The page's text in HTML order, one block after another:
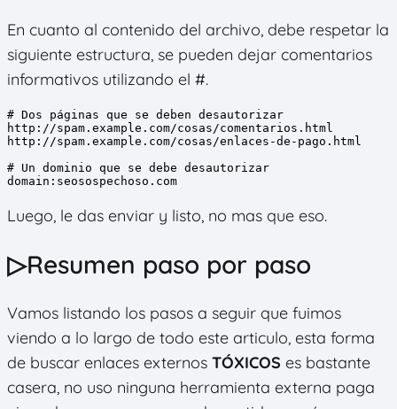
En cuanto al contenido del archivo, debe respetar la
siguiente estructura, se pueden dejar comentarios
informativos utilizando el #.
# Dos páginas que se deben desautorizar
http://spam.example.com/cosas/comentarios.html
http://spam.example.com/cosas/enlaces-de-pago.html
# Un dominio que se debe desautorizar
domain:seosospechoso.com
Luego, le das enviar y listo, no mas que eso.
▷Resumen paso por paso
Vamos listando los pasos a seguir que fuimos
viendo a lo largo de todo este articulo, esta forma
de buscar enlaces externos TÓXICOS es bastante
casera, no uso ninguna herramienta externa paga